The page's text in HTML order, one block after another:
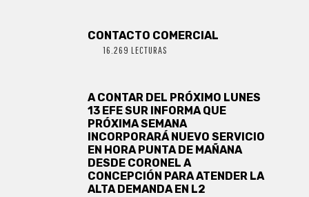
CONTACTO COMERCIAL
16.269 LECTURAS
A CONTAR DEL PRÓXIMO LUNES
13 EFE SUR INFORMA QUE
PRÓXIMA SEMANA
INCORPORARÁ NUEVO SERVICIO
EN HORA PUNTA DE MAÑANA
DESDE CORONEL A
CONCEPCIÓN PARA ATENDER LA
ALTA DEMANDA EN L2